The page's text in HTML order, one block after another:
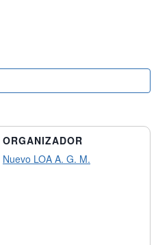
ORGANIZADOR
Nuevo LOA A. G. M.